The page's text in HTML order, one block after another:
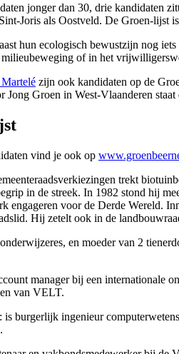
jonger dan 30, drie kandidaten
Joris als Oostveld. De Groen-lijst
hun ecologisch bewustzijn nog
of in het
zijn ook kandidaten op de
Groen in West-Vlaanderen staat
vind je ook op
trekt
in de streek. In 1982 stond hij
engageren voor de Derde Wereld.
Hij zetelt ook in de
en moeder van 2
manager bij een internationale
van VELT.
is burgerlijk ingenieur